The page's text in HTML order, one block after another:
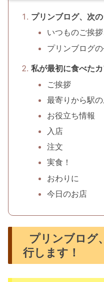
プリンブログ、次
いつものご挨
プリンブログ
私が最初に食べた
ご挨拶
最寄りから駅の
お役立ち情報
入店
注文
実食！
おわりに
今日のお店
プリンブログ
行します！